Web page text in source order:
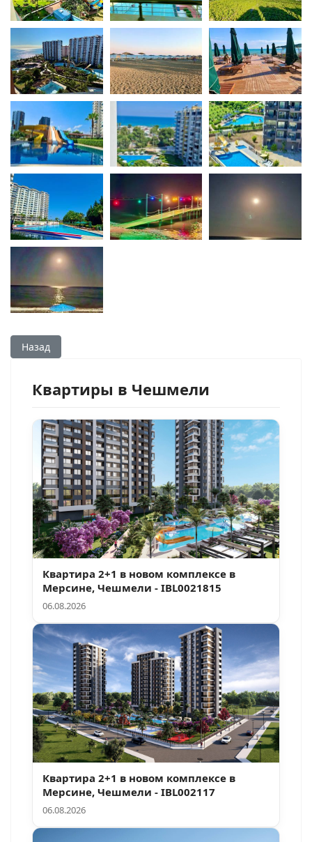
Поиск
Предыдущий: Каргыпынары — престижный курортный
Назад
Квартиры в Чешмели
Квартира 2+1 в новом комплексе в
Мерсине, Чешмели - IBL0021815
06.08.2026
Квартира 2+1 в новом комплексе в
Мерсине, Чешмели - IBL002117
06.08.2026